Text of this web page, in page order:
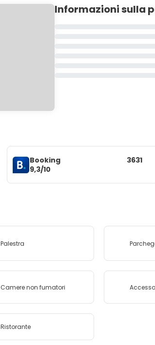
Informazioni sulla
Booking
9,3/10
3631
Palestra
Camere non fumatori
Ristorante